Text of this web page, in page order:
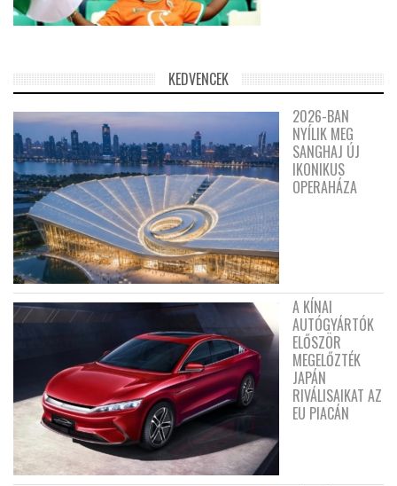
KEDVENCEK
2026-BAN
NYÍLIK MEG
SANGHAJ ÚJ
IKONIKUS
OPERAHÁZA
A KÍNAI
AUTÓGYÁRTÓK
ELŐSZÖR
MEGELŐZTÉK
JAPÁN
RIVÁLISAIKAT AZ
EU PIACÁN